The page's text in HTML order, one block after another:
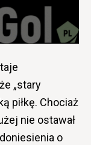
„stary
piłkę. Chociaż
nie ostawał
o